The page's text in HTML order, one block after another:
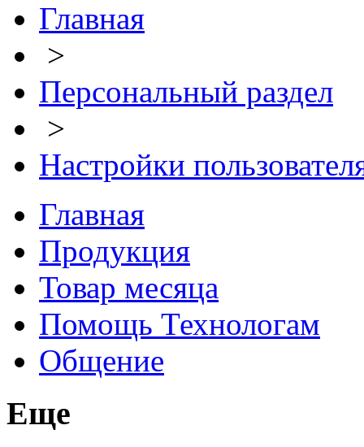
Главная
>
Персональный раздел
>
Настройки
Главная
Продукция
Товар месяца
Помощь Технологам
Общение
Еще